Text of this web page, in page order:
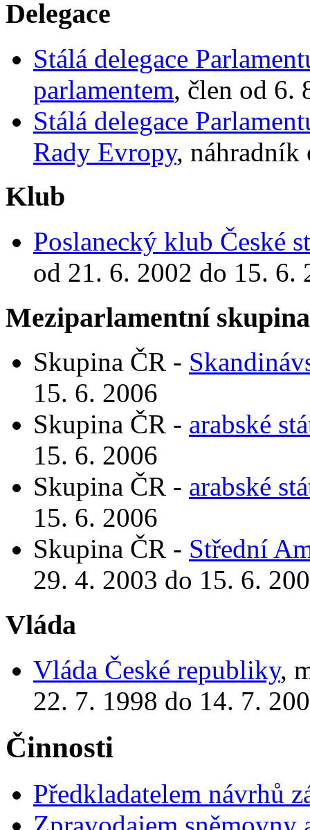
Delegace
Stálá delegace
parlamentem, člen od 6.
Stálá delegace
Rady Evropy, náhradník
Klub
Poslanecký klub České
od 21. 6. 2002 do 15. 6.
Meziparlamentní
Skupina ČR -
15. 6. 2006
Skupina ČR - arabské
15. 6. 2006
Skupina ČR - arabské
15. 6. 2006
Skupina ČR - Střední
29. 4. 2003 do 15. 6.
Vláda
Vláda České republiky,
22. 7. 1998 do 14. 7.
Činnosti
Předkladatelem návrhů